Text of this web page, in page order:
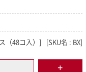
[SKU名 : BX]
（48コ入）]